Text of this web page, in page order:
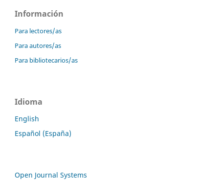
Información
Para lectores/as
Para autores/as
Para bibliotecarios/as
Idioma
English
Español (España)
Open Journal Systems